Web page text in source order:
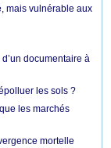
mais vulnérable aux
documentaire à
les sols ?
les marchés
mortelle